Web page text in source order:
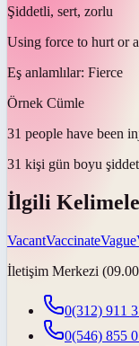
Şiddetli, sert, zorlu
Using force to hurt or
Eş anlamlılar: Fierce
Örnek Cümle
31 people have been
31 kişi gün boyu şiddet
İlgili
VacantVaccinateVague
İletişim Merkezi
0(312) 911
0(546) 855